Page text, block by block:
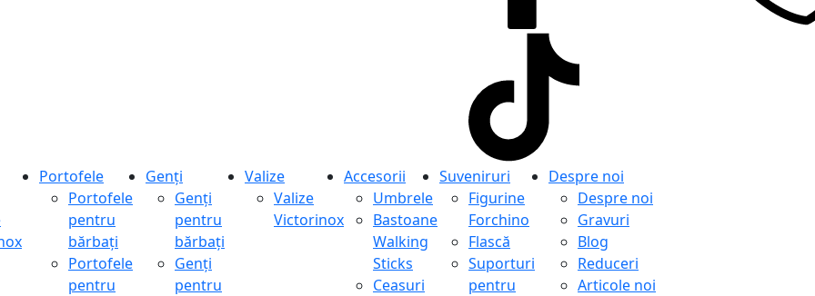
Portofele
Portofele
pentru
bărbați
Portofele
pentru
Genți
Genți
pentru
bărbați
Genți
pentru
Valize
Valize
Victorinox
Accesorii
Umbrele
Bastoane
Walking
Sticks
Ceasuri
Suveniruri
Figurine
Forchino
Flască
Suporturi
pentru
Despre noi
Despre noi
Gravuri
Blog
Reduceri
Articole noi